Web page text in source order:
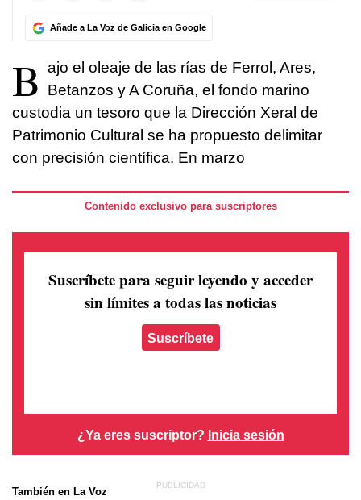
Añade a La Voz de Galicia en Google
B ajo el oleaje de las rías de Ferrol, Ares,
Betanzos y A Coruña, el fondo marino
custodia un tesoro que la Dirección Xeral de
Patrimonio Cultural se ha propuesto delimitar
con precisión científica. En marzo
Contenido exclusivo para suscriptores
Suscríbete para seguir leyendo y acceder
sin límites a todas las noticias
Suscríbete
¿Ya eres suscriptor? Inicia sesión
También en La Voz